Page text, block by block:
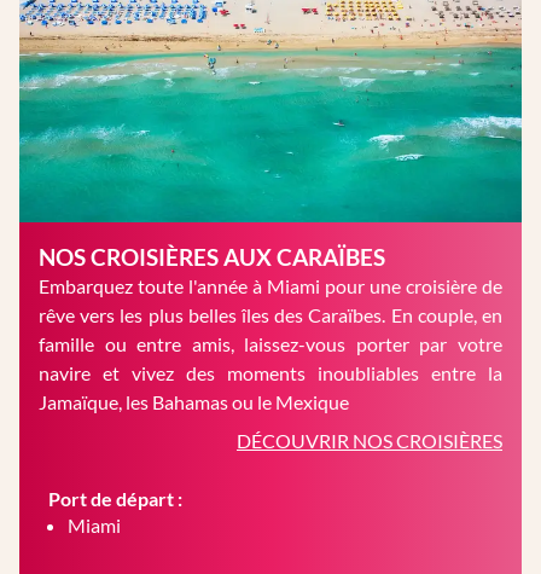
NOS CROISIÈRES AUX CARAÏBES
Embarquez toute l'année à Miami pour une croisière de
rêve vers les plus belles îles des Caraïbes. En couple, en
famille ou entre amis, laissez-vous porter par votre
navire et vivez des moments inoubliables entre la
Jamaïque, les Bahamas ou le Mexique
DÉCOUVRIR NOS CROISIÈRES
Port de départ :
Miami